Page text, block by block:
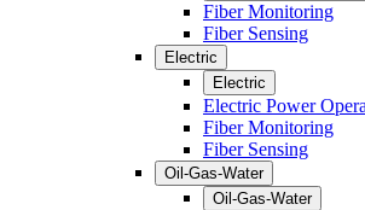
Fiber Monitoring
Fiber Sensing
Electric
Electric
Electric Power
Fiber Monitoring
Fiber Sensing
Oil-Gas-Water
Oil-Gas-Water